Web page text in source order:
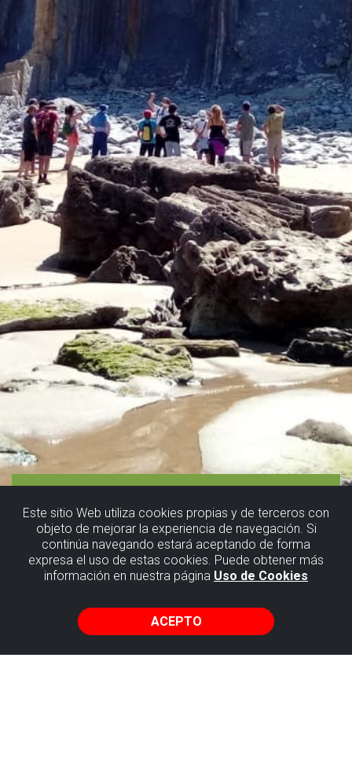
Este sitio Web utiliza cookies propias y de terceros con
objeto de mejorar la experiencia de navegación. Si
continúa navegando estará aceptando de forma
expresa el uso de estas cookies. Puede obtener más
información en nuestra página Uso de Cookies
ACEPTO